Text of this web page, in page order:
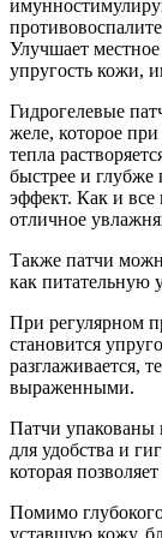
Улучшает
упругость кожи,
Гидрогелевые
желе, которое
тепла
быстрее и глубже
эффект. Как и все
отличное
Также патчи
как
При регулярном
становится
разглаживается,
выраженными.
Патчи упакованы
для удобства и
которая
Помимо